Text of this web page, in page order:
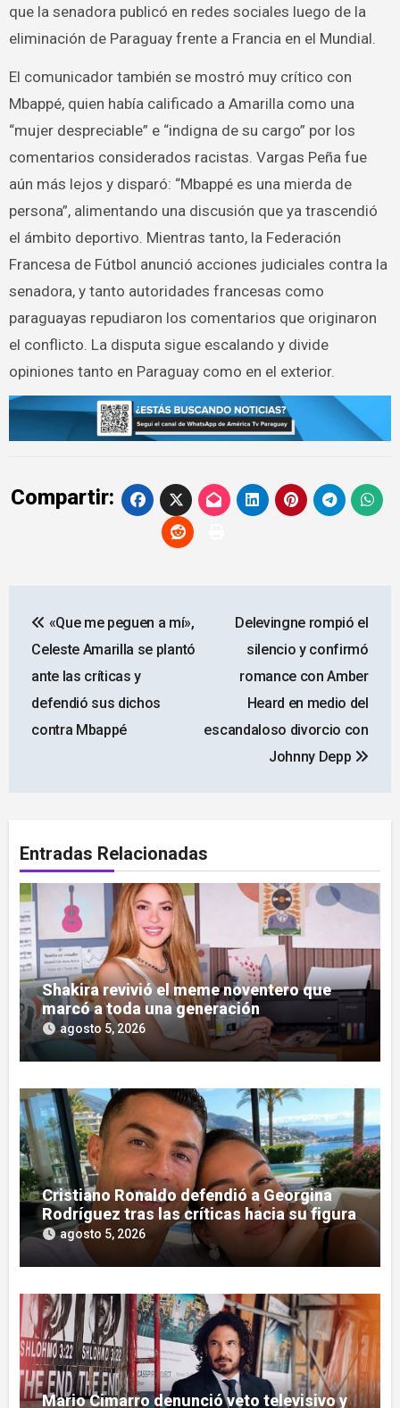
que la senadora publicó en redes sociales luego de la
eliminación de Paraguay frente a Francia en el Mundial.
El comunicador también se mostró muy crítico con
Mbappé, quien había calificado a Amarilla como una
“mujer despreciable” e “indigna de su cargo” por los
comentarios considerados racistas. Vargas Peña fue
aún más lejos y disparó: “Mbappé es una mierda de
persona”, alimentando una discusión que ya trascendió
el ámbito deportivo. Mientras tanto, la Federación
Francesa de Fútbol anunció acciones judiciales contra la
senadora, y tanto autoridades francesas como
paraguayas repudiaron los comentarios que originaron
el conflicto. La disputa sigue escalando y divide
opiniones tanto en Paraguay como en el exterior.
Compartir:
de
entradas
«Que me peguen a mí»,
Celeste Amarilla se plantó
ante las críticas y
defendió sus dichos
contra Mbappé
Delevingne rompió el
silencio y confirmó
romance con Amber
Heard en medio del
escandaloso divorcio con
Johnny Depp
Entradas Relacionadas
Shakira revivió el meme noventero que
marcó a toda una generación
agosto 5, 2026
Cristiano Ronaldo defendió a Georgina
Rodríguez tras las críticas hacia su figura
agosto 5, 2026
Mario Cimarro denunció veto televisivo y